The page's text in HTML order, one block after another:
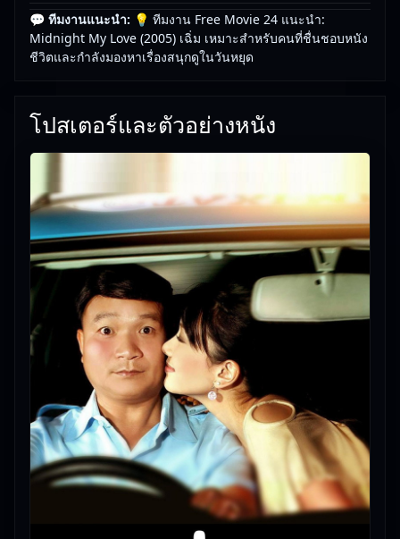
🎥 อัปเดตโดยทีมงาน Free Movie 24— ตรวจสอบล่าสุด:
29/05/2026 | เกี่ยวกับเรา
💬 ทีมงานแนะนำ: 💡 ทีมงาน Free Movie 24 แนะนำ:
Midnight My Love (2005) เฉิ่ม เหมาะสำหรับคนที่ชื่นชอบหนัง
ชีวิตและกำลังมองหาเรื่องสนุกดูในวันหยุด
โปสเตอร์และตัวอย่างหนัง